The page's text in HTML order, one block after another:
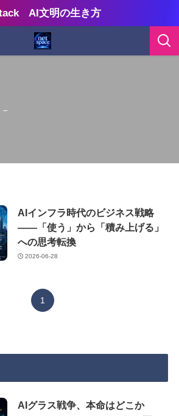
AI文明の生き方
–
AIインフラ時代のビジネス戦略
——「使う」から「積み上げる」
への思考転換
2026-06-28
1
AIグラス戦争、本命はどこか